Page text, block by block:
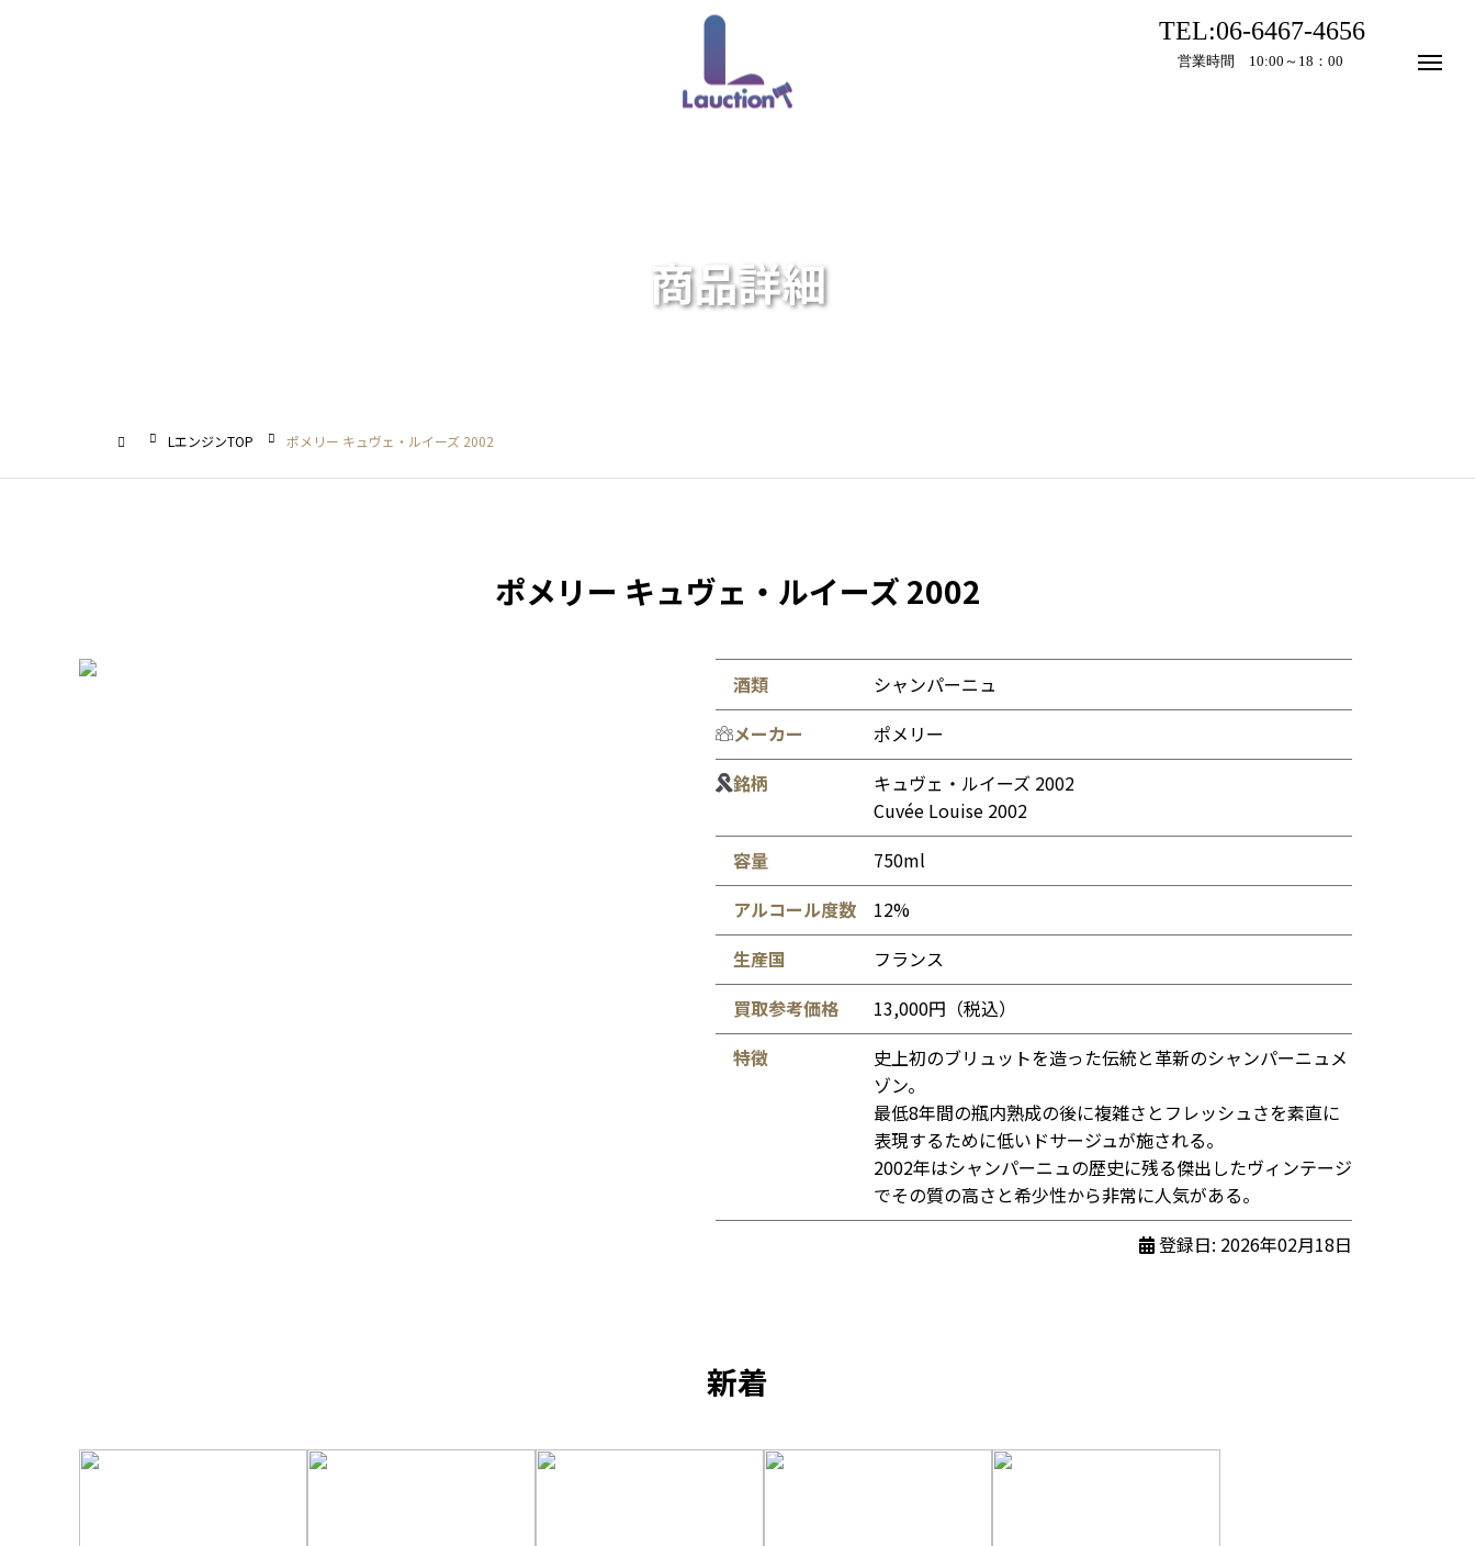
TEL:06-6467-4656
営業時間 10:00～18：00
商品詳細
LエンジンTOP ポメリー キュヴェ・ルイーズ 2002
ポメリー キュヴェ・ルイーズ 2002
酒類
シャンパーニュ
メーカー
ポメリー
銘柄
キュヴェ・ルイーズ 2002
Cuvée Louise 2002
容量
750ml
アルコール度数
12%
生産国
フランス
買取参考価格
13,000円（税込）
特徴
史上初のブリュットを造った伝統と革新のシャンパーニュメ
ゾン。
最低8年間の瓶内熟成の後に複雑さとフレッシュさを素直に
表現するために低いドサージュが施される。
2002年はシャンパーニュの歴史に残る傑出したヴィンテージ
でその質の高さと希少性から非常に人気がある。
登録日: 2026年02月18日
新着